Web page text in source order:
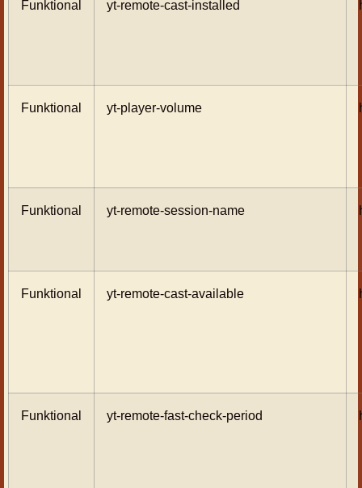
Funktional yt-remote-cast-installed
Funktional yt-player-volume
Funktional yt-remote-session-name
Funktional yt-remote-cast-available
Funktional yt-remote-fast-check-period